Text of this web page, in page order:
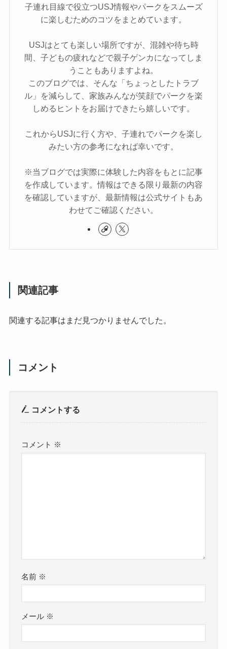
子連れ目線で役立つUSJ情報やパークをスムーズ
に楽しむためのコツをまとめています。
USJはとても楽しい場所ですが、混雑や待ち時
間、子どもの疲れなどで親子ゲンカになってしま
うこともありますよね。
このブログでは、そんな「ちょっとしたトラブ
ル」を減らして、家族みんなが笑顔でパークを楽
しめるヒントをお届けできたら嬉しいです。
これからUSJに行く方や、子連れでパークを楽し
みたい方の参考になれば幸いです。
※当ブログでは実際に体験した内容をもとに記事
を作成しています。情報はできる限り最新の内容
を確認していますが、最新情報は公式サイトもあ
わせてご確認ください。
関連記事
関連する記事はまだ見つかりませんでした。
コメント
コメントする
コメント ※
名前 ※
メール ※